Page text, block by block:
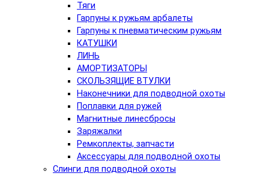
Тяги
Гарпуны к ружьям арбалеты
Гарпуны к пневматическим ружьям
КАТУШКИ
ЛИНЬ
АМОРТИЗАТОРЫ
СКОЛЬЗЯЩИЕ ВТУЛКИ
Наконечники для подводной охоты
Поплавки для ружей
Магнитные линесбросы
Заряжалки
Ремкоплекты, запчасти
Аксессуары для подводной охоты
Слинги для подводной охоты